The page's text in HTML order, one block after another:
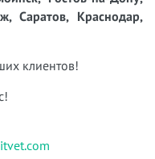
Саратов, Краснодар,
клиентов!